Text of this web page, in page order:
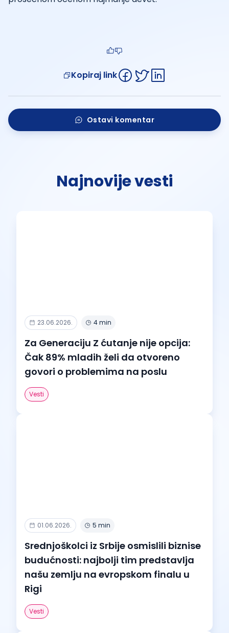
Kopiraj link
Ostavi komentar
Najnovije vesti
23.06.2026. 4 min
Za Generaciju Z ćutanje nije opcija:
Čak 89% mladih želi da otvoreno
govori o problemima na poslu
Vesti
01.06.2026. 5 min
Srednjoškolci iz Srbije osmislili biznise
budućnosti: najbolji tim predstavlja
našu zemlju na evropskom finalu u
Rigi
Vesti